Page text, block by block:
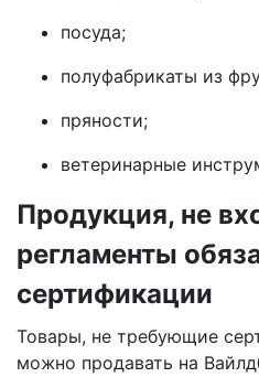
посуда;
полуфабрикаты из
пряности;
ветеринарные
Продукция, не
регламенты
сертификации
Товары, не требующие
можно продавать на